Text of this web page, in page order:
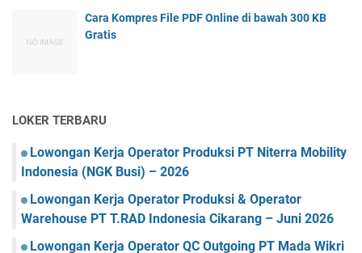
Cara Kompres File PDF Online di bawah 300 KB
Gratis
LOKER TERBARU
Lowongan Kerja Operator Produksi PT Niterra Mobility
Indonesia (NGK Busi) – 2026
Lowongan Kerja Operator Produksi & Operator
Warehouse PT T.RAD Indonesia Cikarang – Juni 2026
Lowongan Kerja Operator QC Outgoing PT Mada Wikri